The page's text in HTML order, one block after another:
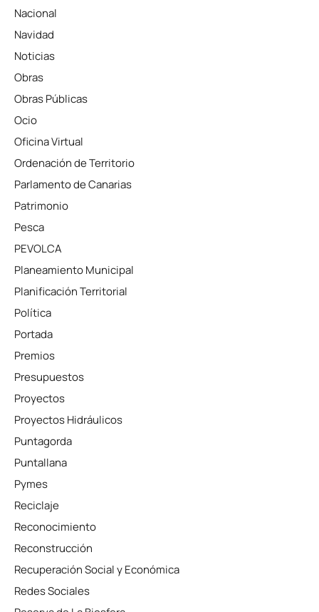
Nacional
Navidad
Noticias
Obras
Obras Públicas
Ocio
Oficina Virtual
Ordenación de Territorio
Parlamento de Canarias
Patrimonio
Pesca
PEVOLCA
Planeamiento Municipal
Planificación Territorial
Política
Portada
Premios
Presupuestos
Proyectos
Proyectos Hidráulicos
Puntagorda
Puntallana
Pymes
Reciclaje
Reconocimiento
Reconstrucción
Recuperación Social y Económica
Redes Sociales